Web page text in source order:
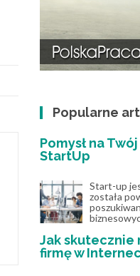
Popularne
Pomysł na
StartUp
Start-up
została
Jak skutecznie
firmę w